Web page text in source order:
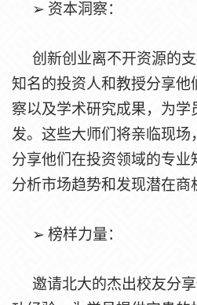
➢ 资本洞察：
创新创业离不开资源的
知名的投资人和教授分享他
察以及学术研究成果，为学
发。这些大师们将亲临现场
分享他们在投资领域的专业
分析市场趋势和发现潜在商
➢ 榜样力量：
邀请北大的杰出校友分